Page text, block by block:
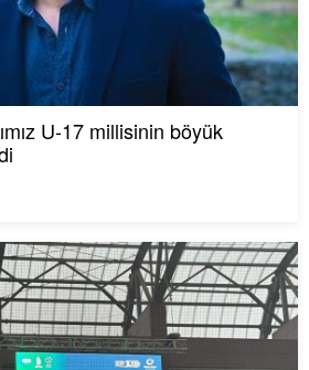
U-17 millisinin böyük